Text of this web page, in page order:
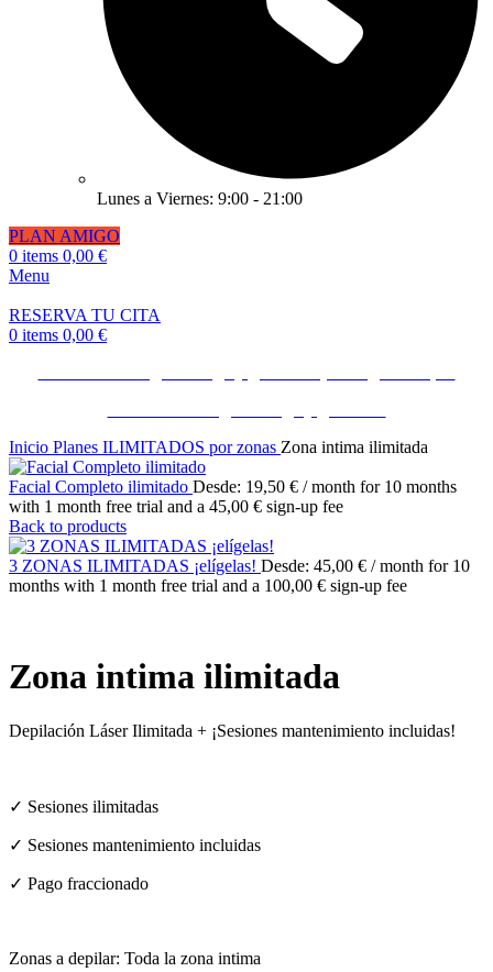
Lunes a Viernes: 9:00 - 21:00
PLAN AMIGO
0 items 0,00 €
Menu
RESERVA TU CITA
0 items 0,00 €
Inicio Planes ILIMITADOS por zonas Zona intima ilimitada
Facial Completo ilimitado Desde: 19,50 € / month for 10 months
with 1 month free trial and a 45,00 € sign-up fee
Back to products
3 ZONAS ILIMITADAS ¡elígelas! Desde: 45,00 € / month for 10
months with 1 month free trial and a 100,00 € sign-up fee
Zona intima ilimitada
Depilación Láser Ilimitada + ¡Sesiones mantenimiento incluidas!
✓ Sesiones ilimitadas
✓ Sesiones mantenimiento incluidas
✓ Pago fraccionado
Zonas a depilar: Toda la zona intima